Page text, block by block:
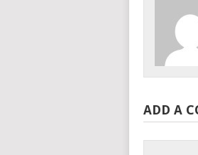
ADD A